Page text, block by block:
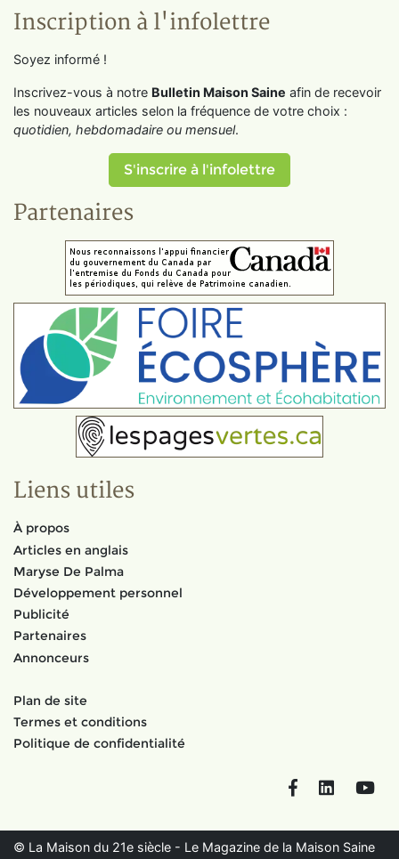
Inscription à l'infolettre
Soyez informé !
Inscrivez-vous à notre Bulletin Maison Saine afin de recevoir
les nouveaux articles selon la fréquence de votre choix :
quotidien, hebdomadaire ou mensuel.
S'inscrire à l'infolettre
Partenaires
Liens utiles
À propos
Articles en anglais
Maryse De Palma
Développement personnel
Publicité
Partenaires
Annonceurs
Plan de site
Termes et conditions
Politique de confidentialité
FacebookLinkedIn
© La Maison du 21e siècle - Le Magazine de la Maison Saine